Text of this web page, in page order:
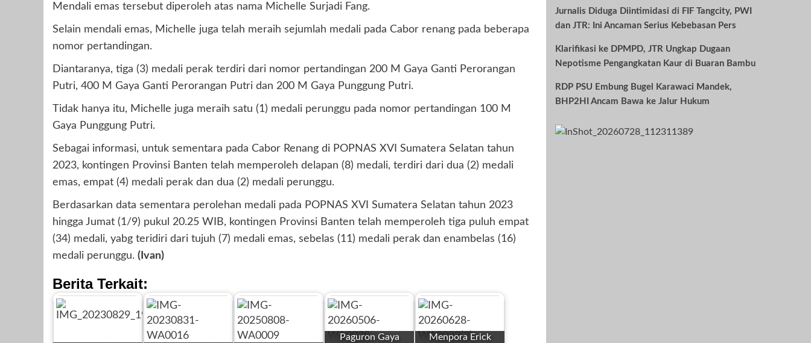
Mendali emas tersebut diperoleh atas nama Michelle Surjadi Fang.
Selain mendali emas, Michelle juga telah meraih sejumlah medali pada Cabor renang pada beberapa
nomor pertandingan.
Diantaranya, tiga (3) medali perak terdiri dari nomor pertandingan 200 M Gaya Ganti Perorangan
Putri, 400 M Gaya Ganti Perorangan Putri dan 200 M Gaya Punggung Putri.
Tidak hanya itu, Michelle juga meraih satu (1) medali perunggu pada nomor pertandingan 100 M
Gaya Punggung Putri.
Sebagai informasi, untuk sementara pada Cabor Renang di POPNAS XVI Sumatera Selatan tahun
2023, kontingen Provinsi Banten telah memperoleh delapan (8) medali, terdiri dari dua (2) medali
emas, empat (4) medali perak dan dua (2) medali perunggu.
Berdasarkan data sementara perolehan medali pada POPNAS XVI Sumatera Selatan tahun 2023
hingga Jumat (1/9) pukul 20.25 WIB, kontingen Provinsi Banten telah memperoleh tiga puluh empat
(34) medali, yabg teridiri dari tujuh (7) medali emas, sebelas (11) medali perak dan enambelas (16)
medali perunggu. (Ivan)
Berita Terkait:
Paguron Gaya
Menpora Erick
Jurnalis Diduga Diintimidasi di FIF Tangcity, PWI
dan JTR: Ini Ancaman Serius Kebebasan Pers
Klarifikasi ke DPMPD, JTR Ungkap Dugaan
Nepotisme Pengangkatan Kaur di Buaran Bambu
RDP PSU Embung Bugel Karawaci Mandek,
BHP2HI Ancam Bawa ke Jalur Hukum